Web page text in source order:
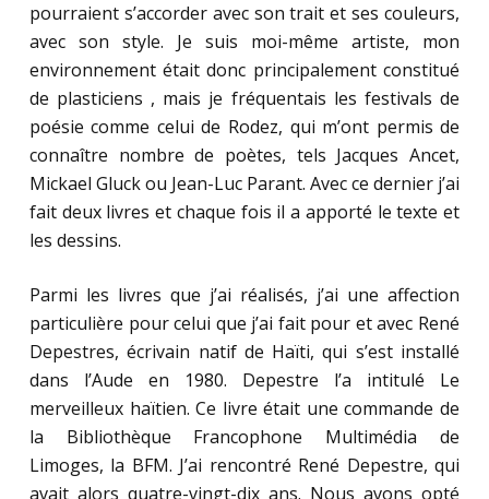
pourraient s’accorder avec son trait et ses couleurs,
avec son style. Je suis moi-même artiste, mon
environnement était donc principalement constitué
de plasticiens , mais je fréquentais les festivals de
poésie comme celui de Rodez, qui m’ont permis de
connaître nombre de poètes, tels Jacques Ancet,
Mickael Gluck ou Jean-Luc Parant. Avec ce dernier j’ai
fait deux livres et chaque fois il a apporté le texte et
les dessins.
Parmi les livres que j’ai réalisés, j’ai une affection
particulière pour celui que j’ai fait pour et avec René
Depestres, écrivain natif de Haïti, qui s’est installé
dans l’Aude en 1980. Depestre l’a intitulé Le
merveilleux haïtien. Ce livre était une commande de
la Bibliothèque Francophone Multimédia de
Limoges, la BFM. J’ai rencontré René Depestre, qui
avait alors quatre-vingt-dix ans. Nous avons opté